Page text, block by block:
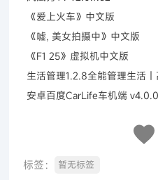
《爱上火车》中文版
《嘘, 美女拍摄中》中文版
《F1 25》虚拟机中文版
生活管理1.2.8全能管理生活
安卓百度CarLife车机端 v4.0.0
标签： 暂无标签